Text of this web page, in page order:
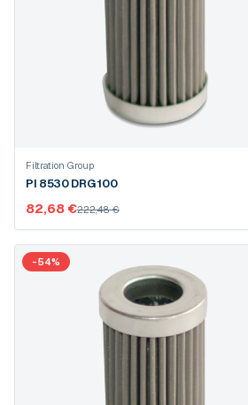
Filtration Group
PI 8530 DRG 100
82,68 €222,48 €
-54%